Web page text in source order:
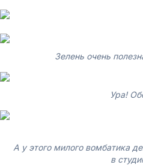
Зелень очень
Ура!
А у этого милого вомбатика
в